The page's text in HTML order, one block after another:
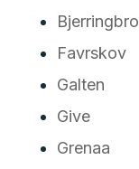
Bjerringbro
Favrskov
Galten
Give
Grenaa